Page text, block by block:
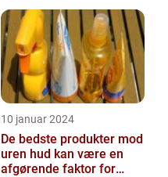
10 januar 2024
De bedste produkter mod
uren hud kan være en
afgørende faktor for